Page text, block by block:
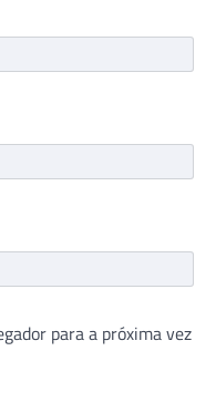
para a próxima vez